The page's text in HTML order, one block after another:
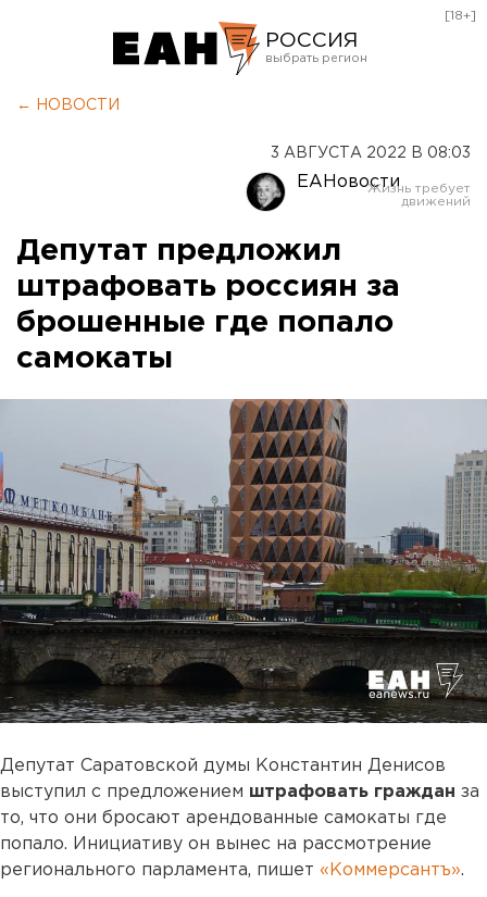
РОССИЯ
Оренбург
[18+]
← НОВОСТИ
3 АВГУСТА 2022 В 08:03
ЕАНовости
Депутат предложил
штрафовать россиян за
брошенные где попало
самокаты
Депутат Саратовской думы Константин Денисов
выступил с предложением штрафовать граждан за
то, что они бросают арендованные самокаты где
попало. Инициативу он вынес на рассмотрение
регионального парламента, пишет «Коммерсантъ».